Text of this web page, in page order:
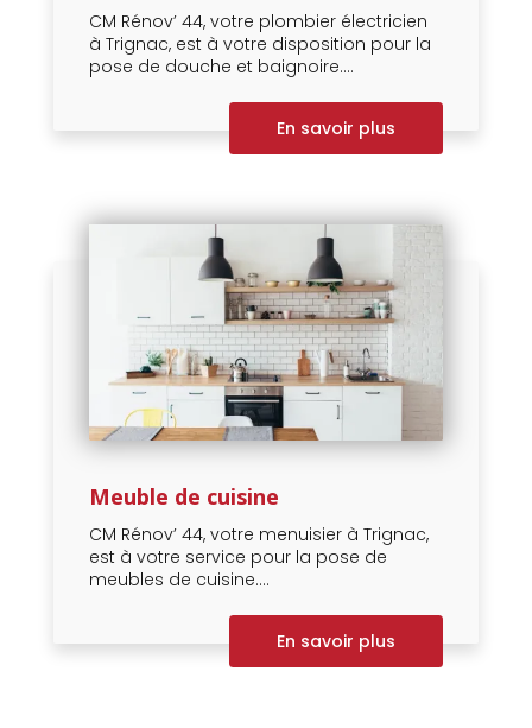
CM Rénov’ 44, votre plombier électricien
à Trignac, est à votre disposition pour la
pose de douche et baignoire....
En savoir plus
Meuble de cuisine
CM Rénov’ 44, votre menuisier à Trignac,
est à votre service pour la pose de
meubles de cuisine....
En savoir plus